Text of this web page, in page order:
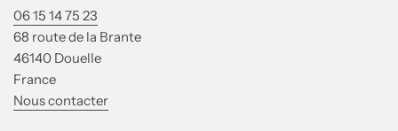
06 15 14 75 23
68 route de la Brante
46140 Douelle
France
Nous contacter